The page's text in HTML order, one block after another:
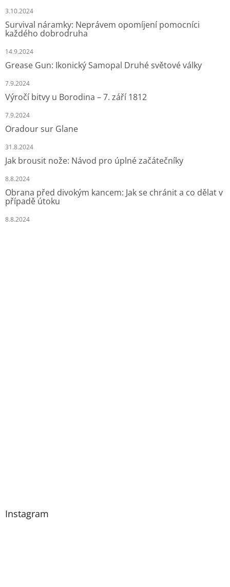
3.10.2024
Survival náramky: Neprávem opomíjení pomocníci
každého dobrodruha
14.9.2024
Grease Gun: Ikonický Samopal Druhé světové války
7.9.2024
Výročí bitvy u Borodina – 7. září 1812
7.9.2024
Oradour sur Glane
31.8.2024
Jak brousit nože: Návod pro úplné začátečníky
8.8.2024
Obrana před divokým kancem: Jak se chránit a co dělat v
případě útoku
8.8.2024
Instagram